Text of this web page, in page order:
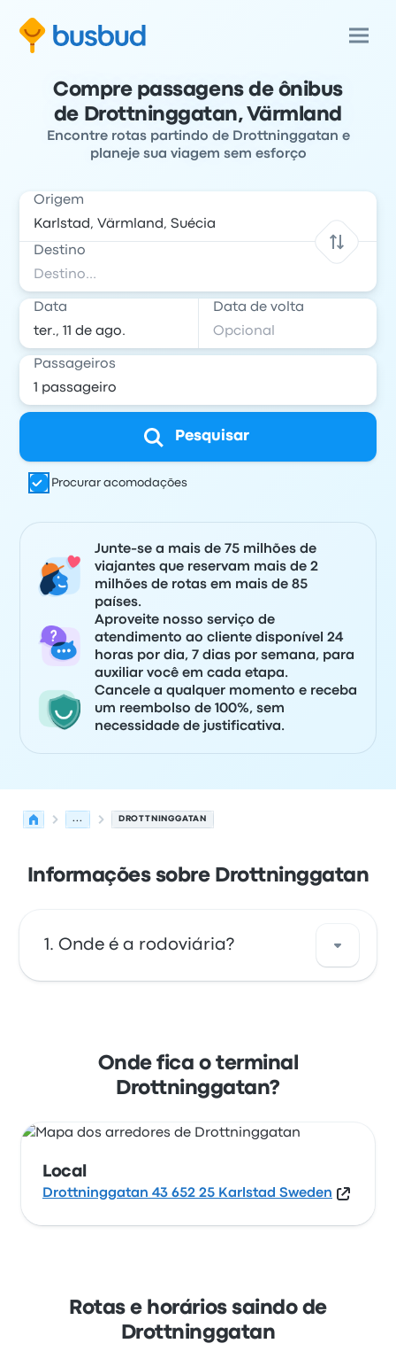
Compre passagens de ônibus
de Drottninggatan, Värmland
Encontre rotas partindo de Drottninggatan e
planeje sua viagem sem esforço
Origem
Destino
Data Data de volta
Passageiros
Pesquisar
Procurar acomodações
Junte-se a mais de 75 milhões de
viajantes que reservam mais de 2
milhões de rotas em mais de 85
países.
Aproveite nosso serviço de
atendimento ao cliente disponível 24
horas por dia, 7 dias por semana, para
auxiliar você em cada etapa.
Cancele a qualquer momento e receba
um reembolso de 100%, sem
necessidade de justificativa.
... DROTTNINGGATAN
Informações sobre Drottninggatan
Onde é a rodoviária?
Veja a localização desta parada de ônibus
em Karlstad no mapa.
Onde fica o terminal
Drottninggatan?
Local
Drottninggatan 43 652 25 Karlstad Sweden
Rotas e horários saindo de
Drottninggatan